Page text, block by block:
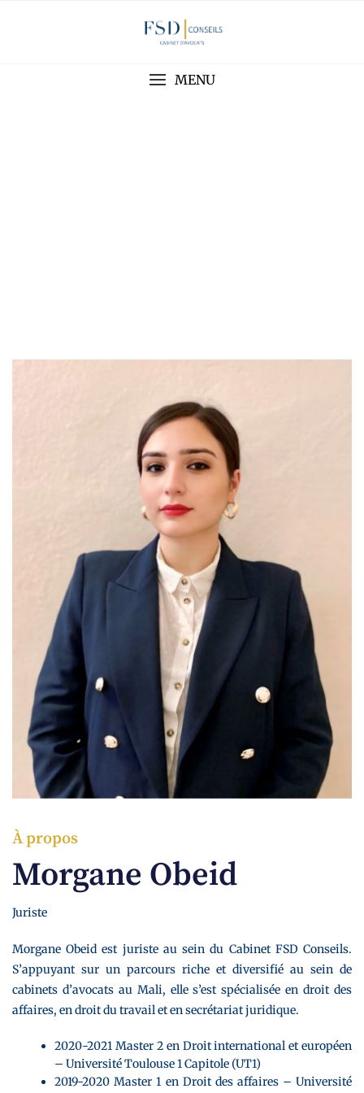
MENU
À propos
Morgane Obeid
Juriste
Morgane Obeid est juriste au sein du Cabinet FSD Conseils.
S’appuyant sur un parcours riche et diversifié au sein de
cabinets d’avocats au Mali, elle s’est spécialisée en droit des
affaires, en droit du travail et en secrétariat juridique.
2020-2021 Master 2 en Droit international et européen
– Université Toulouse 1 Capitole (UT1)
2019-2020 Master 1 en Droit des affaires – Université